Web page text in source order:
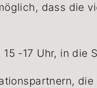
dass die
-17 Uhr, in die